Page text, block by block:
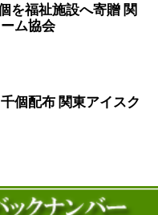
を福祉施設へ寄贈 関
ム協会
個配布 関東アイスク